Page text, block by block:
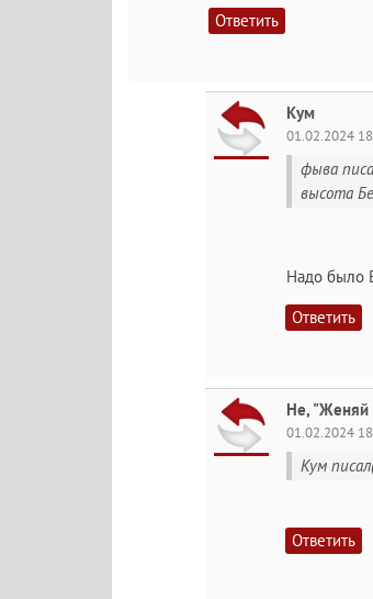
Ответить
Кум
01.02.2024
фыва
высота
Надо было
Ответить
Не,
01.02.2024
Кум
Ответить